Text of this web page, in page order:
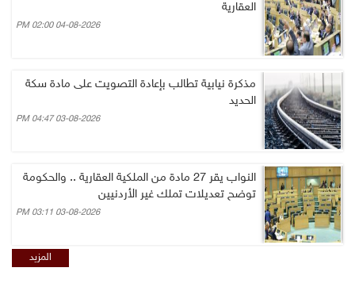
العقارية
04-08-2026 02:00 PM
مذكرة نيابية تطالب بإعادة التصويت على مادة سكة
الحديد
03-08-2026 04:47 PM
النواب يقر 27 مادة من الملكية العقارية .. والحكومة
توضح تعديلات تملك غير الأردنيين
03-08-2026 03:11 PM
المزيد